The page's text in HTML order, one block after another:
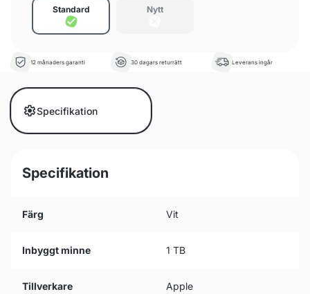
Standard Nytt
12 månaders garanti 30 dagars returrätt Leverans ingår
Specifikation
Specifikation
Färg Vit
Inbyggt minne 1 TB
Tillverkare Apple